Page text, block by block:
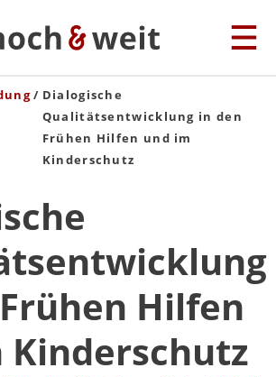
Dialogische
Qualitätsentwicklung in den
Frühen Hilfen und im
Kinderschutz
Hilfen
Kinderschutz